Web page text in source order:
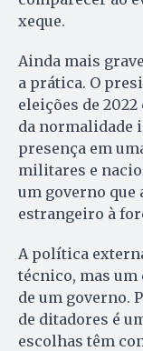
xeque.
Ainda mais
a prática. O
eleições de
da normalidade
presença em
militares e
um governo
estrangeiro à
A política
técnico, mas
de um governo.
de ditadores é
escolhas têm